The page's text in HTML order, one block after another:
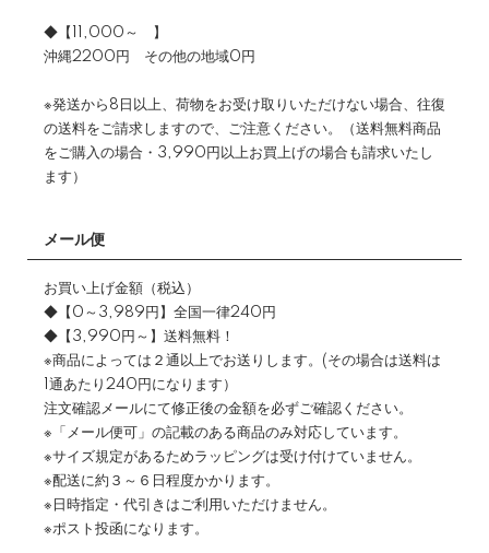
◆【11,000～ 】
沖縄2200円 その他の地域0円
※発送から8日以上、荷物をお受け取りいただけない場合、往復
の送料をご請求しますので、ご注意ください。（送料無料商品
をご購入の場合・3,990円以上お買上げの場合も請求いたし
ます）
メール便
お買い上げ金額（税込）
◆【0～3,989円】全国一律240円
◆【3,990円～】送料無料！
※商品によっては２通以上でお送りします。(その場合は送料は
1通あたり240円になります）
注文確認メールにて修正後の金額を必ずご確認ください。
※「メール便可」の記載のある商品のみ対応しています。
※サイズ規定があるためラッピングは受け付けていません。
※配送に約３～６日程度かかります。
※日時指定・代引きはご利用いただけません。
※ポスト投函になります。